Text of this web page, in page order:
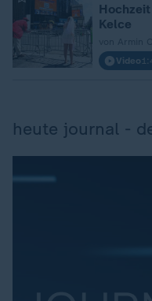
Kelce
Video
heute journal -